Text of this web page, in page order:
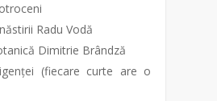
Radu Vodă
Dimitrie Brândză
(fiecare curte are o